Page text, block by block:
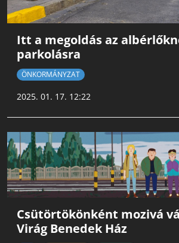
Itt a megoldás az
parkolásra
ÖNKORMÁNYZAT
2025. 01. 17. 12:22
Csütörtökönként mozivá
Virág Benedek Ház